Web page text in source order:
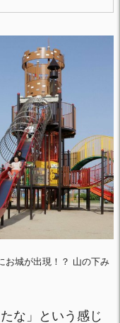
お城が出現！？ 山の下み
な」という感じ